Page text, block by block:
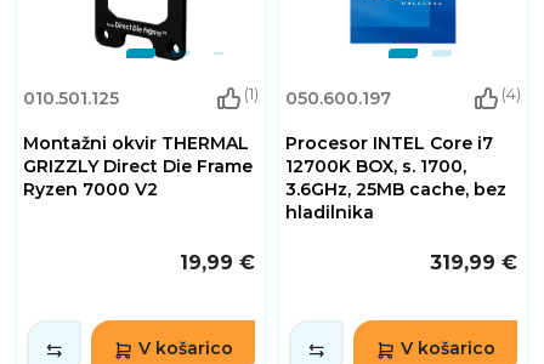
010.501.125 (1)
Montažni okvir THERMAL
GRIZZLY Direct Die Frame
Ryzen 7000 V2
19,99 €
V košarico
050.600.197 (4)
Procesor INTEL Core i7
12700K BOX, s. 1700,
3.6GHz, 25MB cache, bez
hladilnika
319,99 €
V košarico